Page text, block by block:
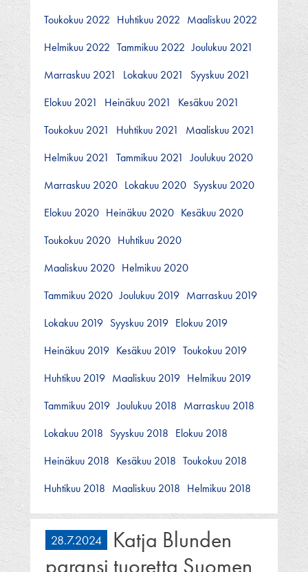
Toukokuu 2022 Huhtikuu 2022 Maaliskuu 2022
Helmikuu 2022 Tammikuu 2022 Joulukuu 2021
Marraskuu 2021
Lokakuu 2021
Syyskuu 2021
Elokuu 2021
Heinäkuu 2021
Kesäkuu 2021
Toukokuu 2021
Huhtikuu 2021
Maaliskuu 2021
Helmikuu 2021
Tammikuu 2021
Joulukuu 2020
Marraskuu 2020 Lokakuu 2020 Syyskuu 2020
Elokuu 2020 Heinäkuu 2020 Kesäkuu 2020
Toukokuu 2020 Huhtikuu 2020
Maaliskuu 2020 Helmikuu 2020
Tammikuu 2020 Joulukuu 2019 Marraskuu 2019
Lokakuu 2019 Syyskuu 2019 Elokuu 2019
Heinäkuu 2019 Kesäkuu 2019 Toukokuu 2019
Huhtikuu 2019 Maaliskuu 2019 Helmikuu 2019
Tammikuu 2019 Joulukuu 2018 Marraskuu 2018
Lokakuu 2018 Syyskuu 2018 Elokuu 2018
Heinäkuu 2018 Kesäkuu 2018 Toukokuu 2018
Huhtikuu 2018 Maaliskuu 2018 Helmikuu 2018
28.7.2024
Katja Blunden
paransi tuoretta Suomen